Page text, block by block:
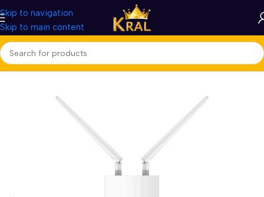
Skip to navigation
Skip to main content